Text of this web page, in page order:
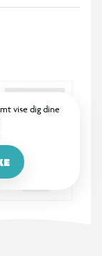
vise dig dine